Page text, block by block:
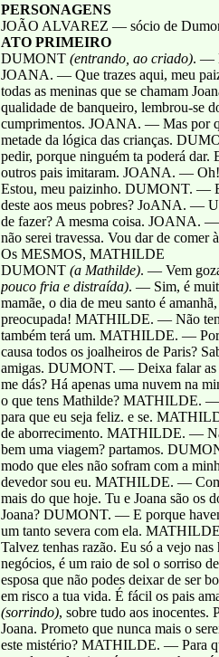
PERSONAGENS
JOÃO ALVAREZ — sócio de
ATO PRIMEIRO
DUMONT (entrando, ao criado). —
JOANA. — Que trazes aqui, meu
todas as meninas que se chamam
qualidade de banqueiro, lembrou-se
cumprimentos. JOANA. — Mas por
metade da lógica das crianças.
pedir, porque ninguém ta poderá dar.
outros pais imitaram. JOANA. — Oh!
Estou, meu paizinho. DUMONT. —
deste aos meus pobres? JoANA. —
de fazer? A mesma coisa. JOANA.
não serei travessa. Vou dar de comer
Os MESMOS, MATHILDE
DUMONT (a Mathilde). — Vem
pouco fria e distraída). — Sim, é
mamãe, o dia de meu santo é
preocupada! MATHILDE. — Não
também terá um. MATHILDE. —
causa todos os joalheiros de Paris?
amigas. DUMONT. — Deixa falar as
me dás? Há apenas uma nuvem na
o que tens Mathilde? MATHILDE.
para que eu seja feliz. e se.
de aborrecimento. MATHILDE. —
bem uma viagem? partamos.
modo que eles não sofram com a
devedor sou eu. MATHILDE. —
mais do que hoje. Tu e Joana são
Joana? DUMONT. — E porque
um tanto severa com ela.
Talvez tenhas razão. Eu só a vejo
negócios, é um raio de sol o sorriso
esposa que não podes deixar de ser
em risco a tua vida. É fácil os pais
(sorrindo), sobre tudo aos
Joana. Prometo que nunca mais o
este mistério? MATHILDE. — Para